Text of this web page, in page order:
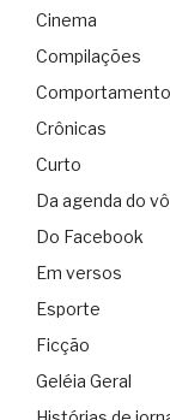
Cinema
Compilações
Comportamento
Crônicas
Curto
Da agenda do vô
Do Facebook
Em versos
Esporte
Ficção
Geléia Geral